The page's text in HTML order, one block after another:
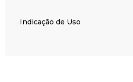
Indicação de Uso